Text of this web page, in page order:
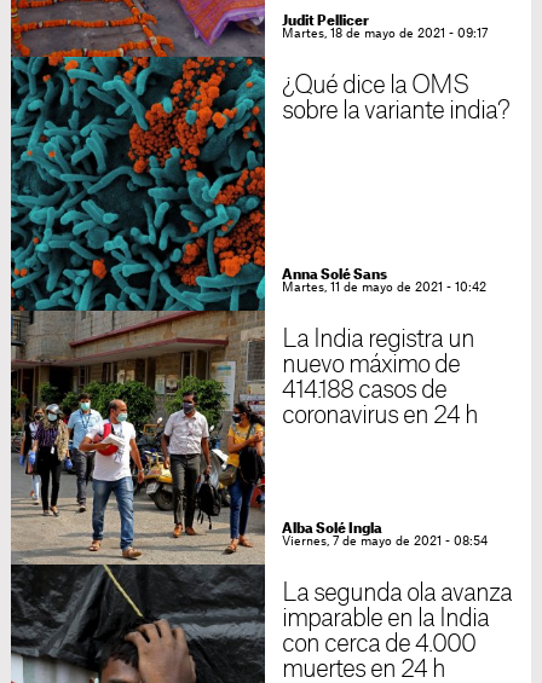
Judit Pellicer
Martes, 18 de mayo de 2021 - 09:17
¿Qué dice la OMS
sobre la variante india?
Anna Solé Sans
Martes, 11 de mayo de 2021 - 10:42
La India registra un
nuevo máximo de
414.188 casos de
coronavirus en 24 h
Alba Solé Ingla
Viernes, 7 de mayo de 2021 - 08:54
La segunda ola avanza
imparable en la India
con cerca de 4.000
muertes en 24 h